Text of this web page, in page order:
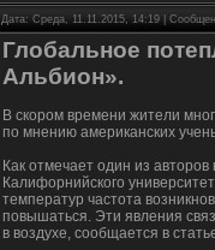
Дата: Среда, 11.11.2015, 14:19 |
Глобальное
Альбион».
В скором времени жители
по мнению американских
Как отмечает один из
Калифорнийского
температур частота
повышаться. Эти явления
в воздухе, сообщается в